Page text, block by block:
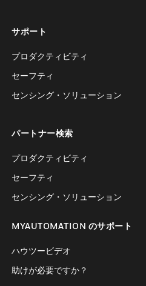
サポート
プロダクティビティ
セーフティ
センシング・ソリューション
パートナー検索
プロダクティビティ
セーフティ
センシング・ソリューション
MYAUTOMATION のサポート
ハウツービデオ
助けが必要ですか？